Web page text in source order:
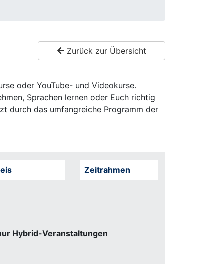
Zurück zur Übersicht
oder YouTube- und Videokurse.
Sprachen lernen oder Euch richtig
durch das umfangreiche Programm der
Zeitrahmen
Hybrid-Veranstaltungen